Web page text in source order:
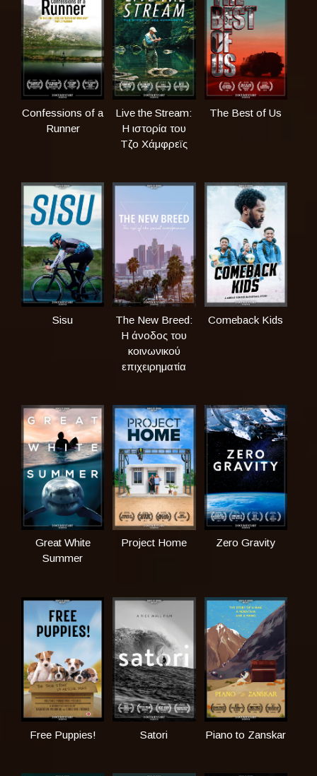
Confessions of a
Runner
Live the Stream:
Η ιστορία του
Τζο Χάμφρεϊς
The Best of Us
Sisu
The New Breed:
Η άνοδος του
κοινωνικού
επιχειρηματία
Comeback Kids
Great White
Summer
Project Home Zero Gravity
Free Puppies! Satori Piano to Zanskar